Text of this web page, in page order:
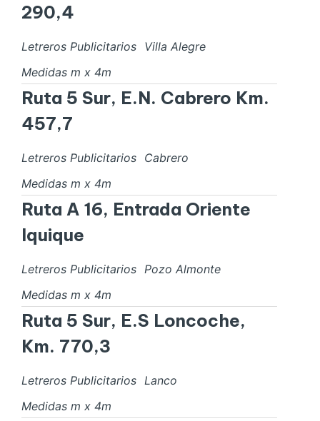
290,4
Letreros Publicitarios Villa Alegre
Medidas m x 4m
Ruta 5 Sur, E.N. Cabrero Km.
457,7
Letreros Publicitarios Cabrero
Medidas m x 4m
Ruta A 16, Entrada Oriente
Iquique
Letreros Publicitarios Pozo Almonte
Medidas m x 4m
Ruta 5 Sur, E.S Loncoche,
Km. 770,3
Letreros Publicitarios Lanco
Medidas m x 4m